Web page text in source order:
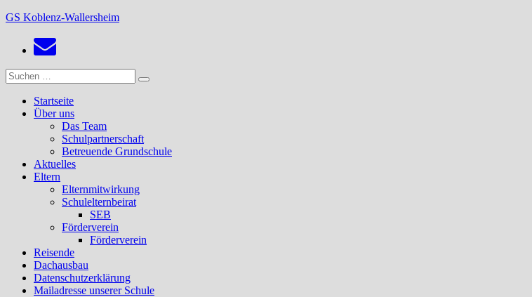
Zum
springen
GS Koblenz-Wallersheim
Suchen
nach:
Suchen
Startseite
Über uns
Das Team
Schulpartnerschaft
Betreuende Grundschule
Aktuelles
Eltern
Elternmitwirkung
Schulelternbeirat
SEB
Förderverein
Förderverein
Reisende
Dachausbau
Datenschutzerklärung
Mailadresse unserer Schule